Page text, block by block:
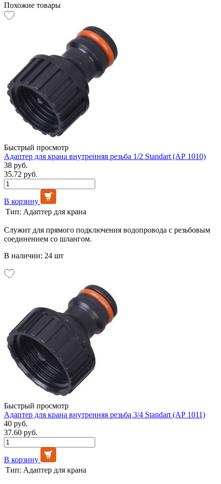
Похожие товары
Быстрый просмотр
Адаптер для крана внутренняя резьба 1/2 Standart (АР 1010)
38 руб.
35.72 руб.
В корзину
Тип: Адаптер для крана
Служит для прямого подключения водопровода с резьбовым
соединением со шлангом.
В наличии: 24 шт
Быстрый просмотр
Адаптер для крана внутренняя резьба 3/4 Standart (АР 1011)
40 руб.
37.60 руб.
В корзину
Тип: Адаптер для крана